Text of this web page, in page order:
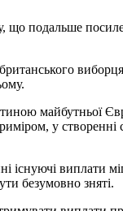
що подальше
майбутньої
у створенні
існуючі виплати
безумовно зняті.